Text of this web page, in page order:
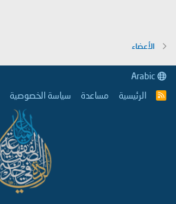
الأعضاء
R
الرئيسية مساعدة سياسة الخصوصية